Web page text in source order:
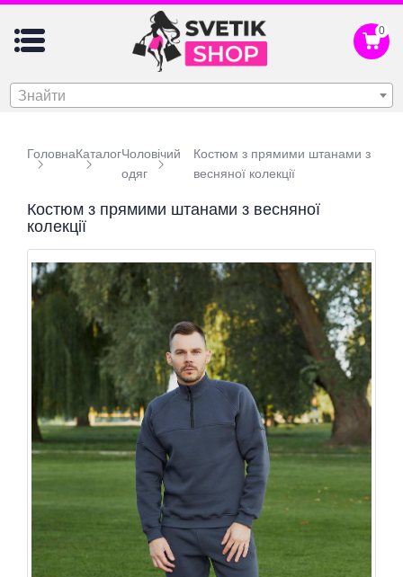
0
Знайти
ГоловнаКаталогЧоловічий
одяг
Костюм з прямими штанами з
весняної колекції
Костюм з прямими штанами з весняної
колекції